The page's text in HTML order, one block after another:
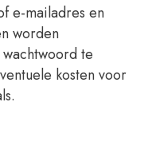
e-mailadres en
worden
te
kosten voor